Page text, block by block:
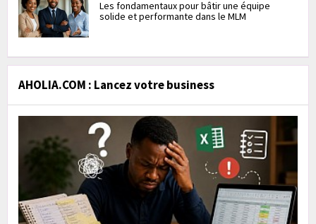
Les fondamentaux pour bâtir une équipe
solide et performante dans le MLM
AHOLIA.COM : Lancez votre business